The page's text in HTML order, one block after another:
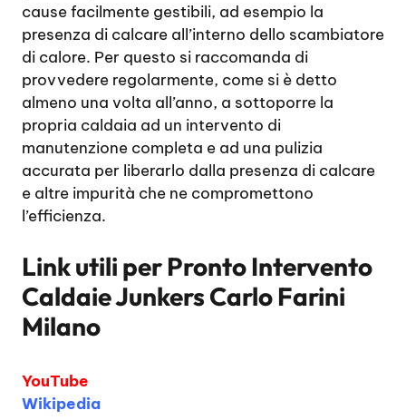
cause facilmente gestibili, ad esempio la
presenza di calcare all’interno dello scambiatore
di calore. Per questo si raccomanda di
provvedere regolarmente, come si è detto
almeno una volta all’anno, a sottoporre la
propria caldaia ad un intervento di
manutenzione completa e ad una pulizia
accurata per liberarlo dalla presenza di calcare
e altre impurità che ne compromettono
l’efficienza.
Link utili perPronto Intervento
Caldaie Junkers Carlo Farini
Milano
YouTube
Wikipedia